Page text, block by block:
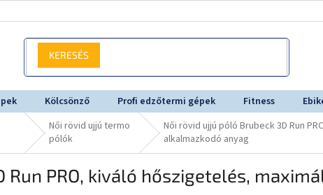
Kölcsönző Profi edzőtermi gépek Fitness
Női rövid ujjú termo
pólók
Női rövid ujjú póló Brubeck 3D Run
alkalmazkodó anyag
PRO, kiváló hőszigetelés,